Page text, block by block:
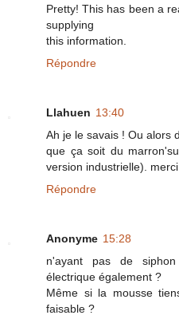
Pretty! This has been a
supplying
this information.
Répondre
Llahuen 13:40
Ah je le savais ! Ou alors
que ça soit du
version industrielle).
Répondre
Anonyme 15:28
n'ayant pas de
électrique également ?
Même si la mousse
faisable ?